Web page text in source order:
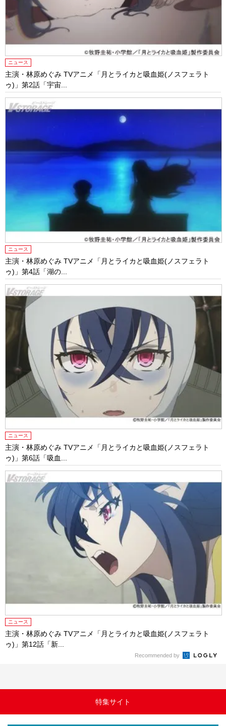
ニュース
主演・林原めぐみ TVアニメ「月とライカと吸血姫(ノスフェラト
ゥ)」第2話「宇宙...
ニュース
主演・林原めぐみ TVアニメ「月とライカと吸血姫(ノスフェラト
ゥ)」第4話「湖の...
ニュース
主演・林原めぐみ TVアニメ「月とライカと吸血姫(ノスフェラト
ゥ)」第6話「吸血...
ニュース
主演・林原めぐみ TVアニメ「月とライカと吸血姫(ノスフェラト
ゥ)」第12話「新...
Recommended by
特集サイト